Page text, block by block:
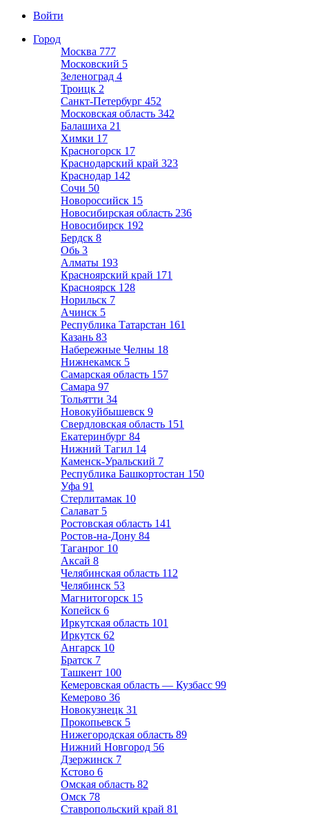
Войти
Город
Москва 777
Московский 5
Зеленоград 4
Троицк 2
Санкт-Петербург 452
Московская область 342
Балашиха 21
Химки 17
Красногорск 17
Краснодарский край 323
Краснодар 142
Сочи 50
Новороссийск 15
Новосибирская область 236
Новосибирск 192
Бердск 8
Обь 3
Алматы 193
Красноярский край 171
Красноярск 128
Норильск 7
Ачинск 5
Республика Татарстан 161
Казань 83
Набережные Челны 18
Нижнекамск 5
Самарская область 157
Самара 97
Тольятти 34
Новокуйбышевск 9
Свердловская область 151
Екатеринбург 84
Нижний Тагил 14
Каменск-Уральский 7
Республика Башкортостан 150
Уфа 91
Стерлитамак 10
Салават 5
Ростовская область 141
Ростов-на-Дону 84
Таганрог 10
Аксай 8
Челябинская область 112
Челябинск 53
Магнитогорск 15
Копейск 6
Иркутская область 101
Иркутск 62
Ангарск 10
Братск 7
Ташкент 100
Кемеровская область — Кузбасс 99
Кемерово 36
Новокузнецк 31
Прокопьевск 5
Нижегородская область 89
Нижний Новгород 56
Дзержинск 7
Кстово 6
Омская область 82
Омск 78
Ставропольский край 81